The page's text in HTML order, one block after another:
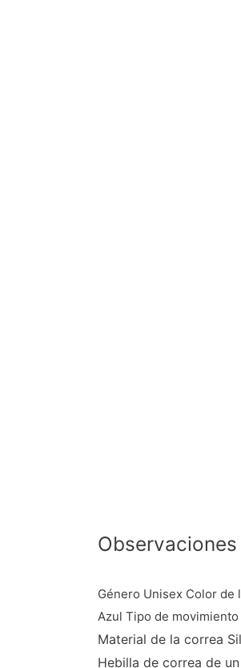
Observaciones
Género Unisex Color de
Azul Tipo de
Material de la correa
Hebilla de correa de